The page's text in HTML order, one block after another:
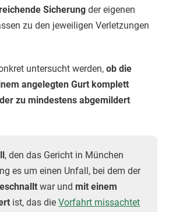
Sicherung der eigenen
zu den jeweiligen Verletzungen
untersucht werden, ob die
angelegten Gurt komplett
zu mindestens abgemildert
, den das Gericht in München
es um einen Unfall, bei dem der
war und mit einem
ist, das die Vorfahrt missachtet